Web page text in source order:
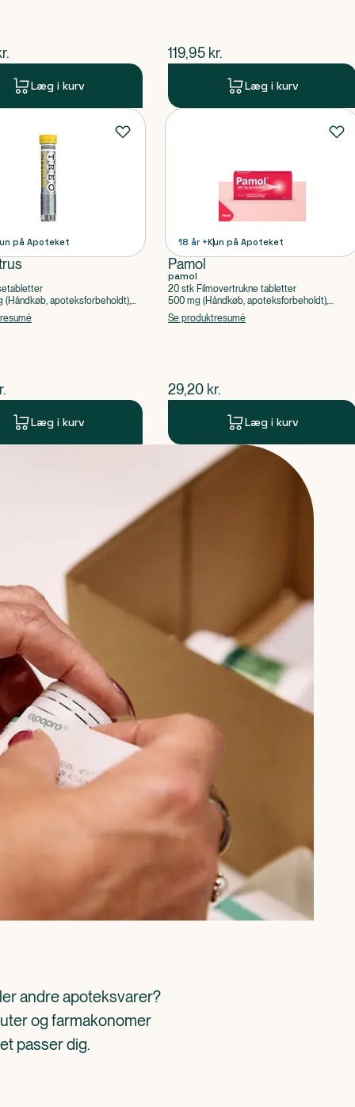
pris
Læg i kurv
$nuværende pris
119,95 kr.
Læg i kurv
på Apoteket
(Håndkøb, apoteksforbeholdt),
Caffein
pris
Læg i kurv
18 år +Kun på Apoteket
Pamol
pamol
20 stk Filmovertrukne tabletter
500 mg (Håndkøb, apoteksforbeholdt),
Paracetamol
Se produktresumé
$nuværende pris
29,20 kr.
Læg i kurv
andre apoteksvarer?
og farmakonomer
passer dig.